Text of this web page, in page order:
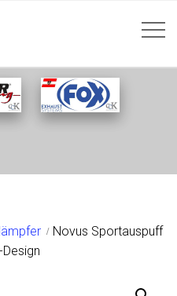
Novus Sportauspuff